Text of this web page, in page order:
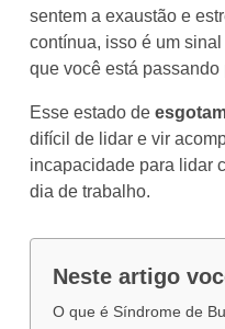
sentem a exaustão e
contínua, isso é um
que você está passando
Esse estado de
difícil de lidar e vir
incapacidade para lidar
dia de trabalho.
Neste artigo
O que é Síndrome de